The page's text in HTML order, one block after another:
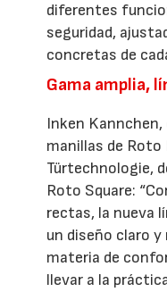
diferentes
seguridad,
concretas de
Gama amplia,
Inken
manillas de
Türtechnologie,
Roto Square:
rectas, la nueva
un diseño claro
materia de
llevar a la